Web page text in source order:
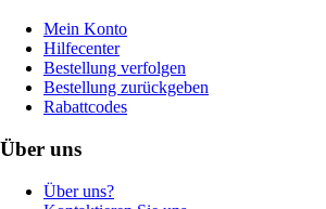
Mein Konto
Hilfecenter
Bestellung verfolgen
Bestellung zurückgeben
Rabattcodes
Über uns
Über uns?